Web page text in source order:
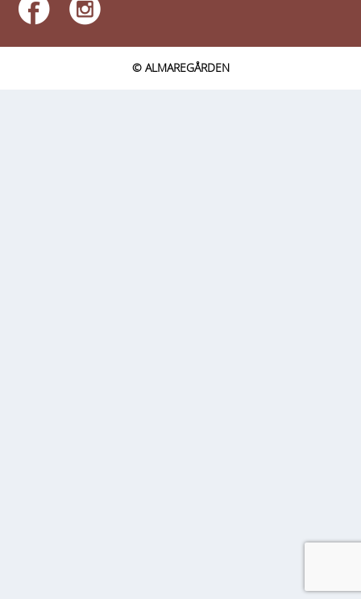
© ALMAREGÅRDEN